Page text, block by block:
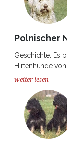
Polnischer
Geschichte: Es
Hirtenhunde von
weiter lesen